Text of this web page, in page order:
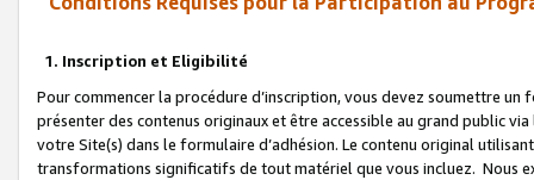
1. Inscription et Eligibilité
Pour commencer la procédure d’inscription, vous devez soumettre
présenter des contenus originaux et être accessible au grand public
votre Site(s) dans le formulaire d’adhésion. Le contenu original
transformations significatifs de tout matériel que vous incluez. Nous